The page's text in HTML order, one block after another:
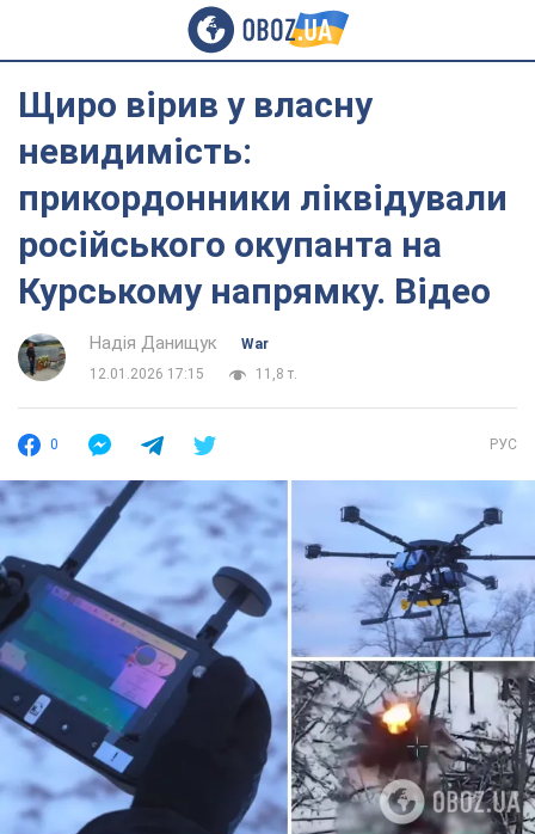
Щиро вірив у власну
невидимість:
прикордонники ліквідували
російського окупанта на
Курському напрямку. Відео
Надія Данищук
War
12.01.2026 17:15
11,8 т.
0 РУС